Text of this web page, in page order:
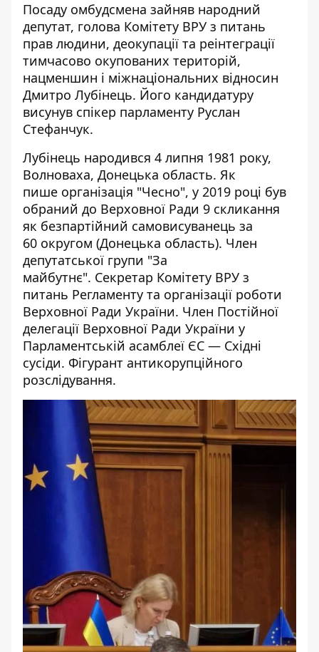
Посаду омбудсмена зайняв народний
депутат, голова Комітету ВРУ з питань
прав людини, деокупації та реінтеграції
тимчасово окупованих територій,
нацменшин і міжнаціональних відносин
Дмитро Лубінець. Його кандидатуру
висунув спікер парламенту Руслан
Стефанчук.
Лубінець народився 4 липня 1981 року,
Волноваха, Донецька область. Як
пише організація "Чесно", у 2019 році був
обраний до Верховної Ради 9 скликання
як безпартійний самовисуванець за
60 округом (Донецька область). Член
депутатської групи "За
майбутнє". Секретар Комітету ВРУ з
питань Регламенту та організації роботи
Верховної Ради України. Член Постійної
делегації Верховної Ради України у
Парламентській асамблеї ЄС — Східні
сусіди. Фігурант антикорупційного
розслідування.